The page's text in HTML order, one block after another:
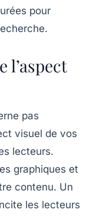
pour
l’aspect
pas
visuel de vos
lecteurs.
graphiques et
contenu. Un
les lecteurs